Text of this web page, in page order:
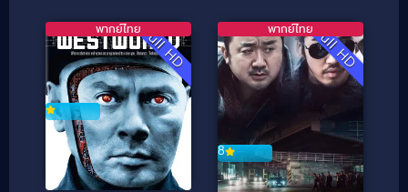
Full HD
พากย์ไทย Full HD
8
พากย์ไทย